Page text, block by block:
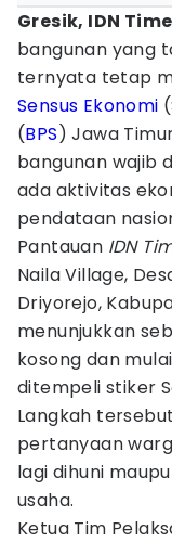
Gresik, IDN
bangunan yang
ternyata tetap
Sensus Ekonomi
(BPS) Jawa
bangunan wajib
ada aktivitas
pendataan
Pantauan IDN
Naila Village,
Driyorejo,
menunjukkan
kosong dan
ditempeli stiker
Langkah
pertanyaan
lagi dihuni
usaha.
Ketua Tim